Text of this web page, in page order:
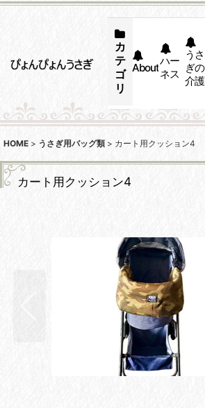
カ
テ
ゴ
リ
Aboutハー
ネス
うさ
ぎの
介護
HOME > うさぎ用バッグ類 > カート用クッション4
カート用クッション4